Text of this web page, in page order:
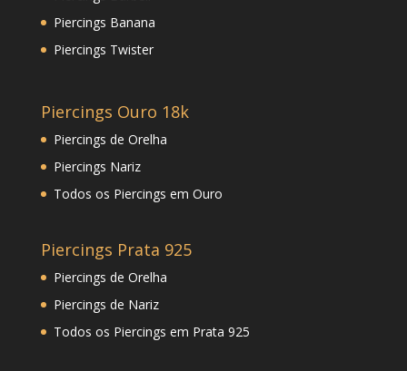
Piercings Banana
Piercings Twister
Piercings Ouro 18k
Piercings de Orelha
Piercings Nariz
Todos os Piercings em Ouro
Piercings Prata 925
Piercings de Orelha
Piercings de Nariz
Todos os Piercings em Prata 925